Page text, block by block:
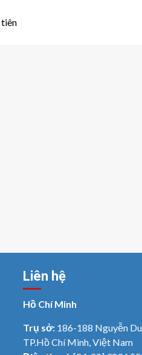
tiên
Liên hệ
Hồ Chí Minh
Trụ sở: 186-188 Nguyễn
TP.Hồ Chí Minh, Việt Nam